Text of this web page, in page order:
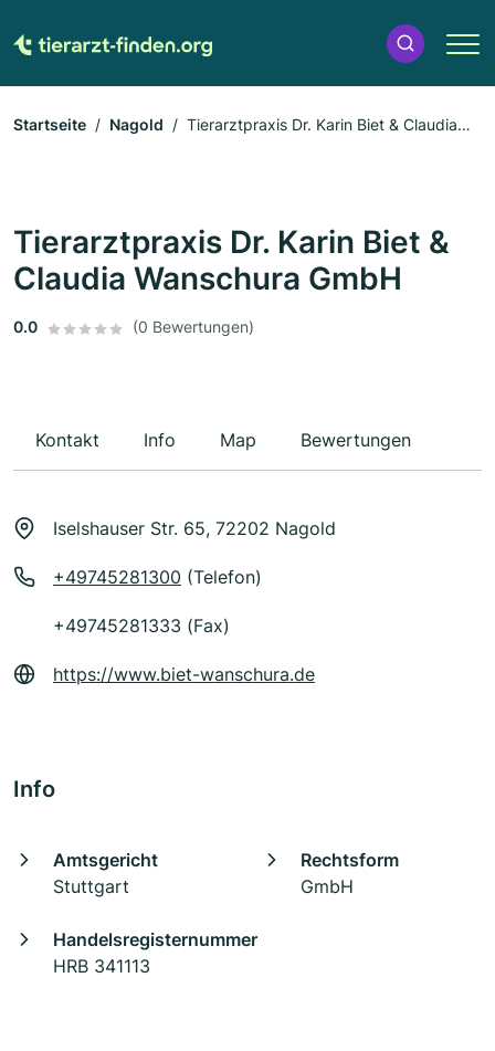
Startseite Nagold
Tierarztpraxis Dr. Karin Biet & Claudia
Tierarztpraxis Dr. Karin Biet &
Claudia Wanschura GmbH
0.0 (0 Bewertungen)
Kontakt Info Map Bewertungen
Iselshauser Str. 65, 72202 Nagold
+49745281300 (Telefon)
+49745281333 (Fax)
https://www.biet-wanschura.de
Info
Amtsgericht
Stuttgart
Rechtsform
GmbH
Handelsregisternummer
HRB 341113